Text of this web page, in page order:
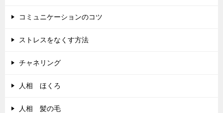
コミュニケーションのコツ
ストレスをなくす方法
チャネリング
人相 ほくろ
人相 髪の毛